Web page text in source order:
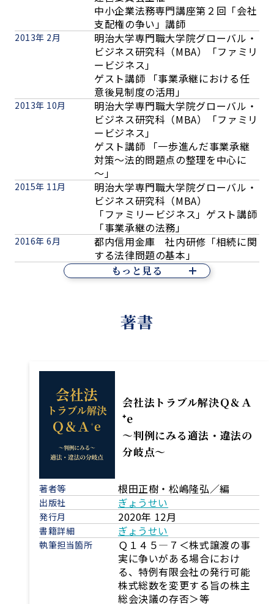
中小企業法務専門講座第２回「会社
支配権の争い」講師
2013年 2月
明治大学専門職大学院グローバル・
ビジネス研究科（MBA）「ファミリ
ービジネス」
ゲスト講師 「事業承継における任
意後見制度の活用」
2013年 10月
明治大学専門職大学院グローバル・
ビジネス研究科（MBA）「ファミリ
ービジネス」
ゲスト講師 「一歩進んだ事業承継
対策～法的問題点の整理を中心に
～」
2015年 11月
明治大学専門職大学院グローバル・
ビジネス研究科（MBA）
「ファミリービジネス」ゲスト講師
「事業承継の法務」
2016年 6月
都内信用金庫 社内研修「相続に関
する法律問題の基本」
もっと見る
著書
会社法トラブル解決Ｑ＆Ａ
⁺e
～判例にみる適法・違法の
分岐点～
著者等 根田正樹・松嶋隆弘／編
出版社 ぎょうせい
発行月 2020年 12月
書籍詳細 ぎょうせい
執筆担当箇所
Ｑ１４５―７＜株式譲渡の事
実に争いがある場合におけ
る、特例有限会社の発行可能
株式総数を変更する旨の株主
総会決議の存否＞等